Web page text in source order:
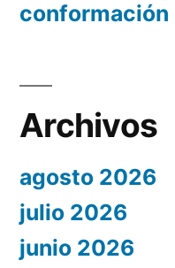
conformación
Archivos
agosto 2026
julio 2026
junio 2026